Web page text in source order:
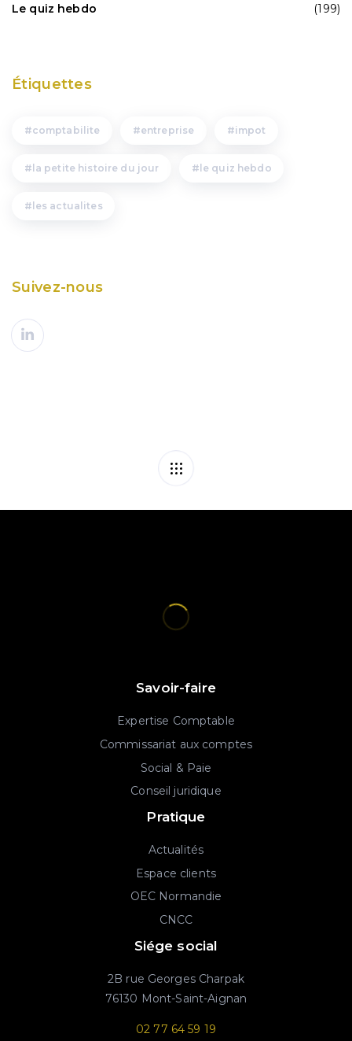
Le quiz hebdo
(199)
Étiquettes
comptabilite entreprise impot
la petite histoire du jour le quiz hebdo
les actualites
Suivez-nous
Savoir-faire
Expertise Comptable
Commissariat aux comptes
Social & Paie
Conseil juridique
Pratique
Actualités
Espace clients
OEC Normandie
CNCC
Siége social
2B rue Georges Charpak
76130 Mont-Saint-Aignan
02 77 64 59 19